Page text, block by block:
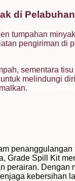
di Pelabuhan
tumpahan
pengiriman
sementara
melindungi
Grade Spill Kit
perairan. Dengan
kebersihan